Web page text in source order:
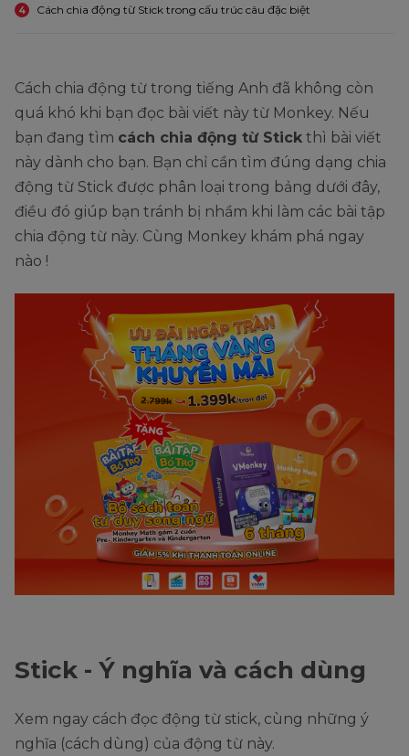
4 Cách chia động từ Stick trong cấu trúc câu đặc biệt
Cách chia động từ trong tiếng Anh đã không còn
quá khó khi bạn đọc bài viết này từ Monkey. Nếu
bạn đang tìm cách chia động từ Stick thì bài viết
này dành cho bạn. Bạn chỉ cần tìm đúng dạng chia
động từ Stick được phân loại trong bảng dưới đây,
điều đó giúp bạn tránh bị nhầm khi làm các bài tập
chia động từ này. Cùng Monkey khám phá ngay
nào !
Stick - Ý nghĩa và cách dùng
Xem ngay cách đọc động từ stick, cùng những ý
nghĩa (cách dùng) của động từ này.